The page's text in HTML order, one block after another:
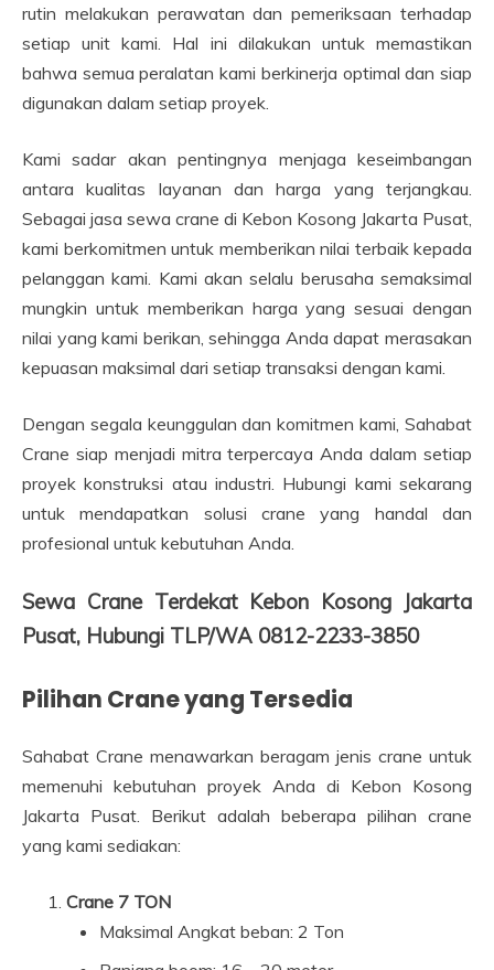
rutin melakukan perawatan dan pemeriksaan terhadap
setiap unit kami. Hal ini dilakukan untuk memastikan
bahwa semua peralatan kami berkinerja optimal dan siap
digunakan dalam setiap proyek.
Kami sadar akan pentingnya menjaga keseimbangan
antara kualitas layanan dan harga yang terjangkau.
Sebagai jasa sewa crane di Kebon Kosong Jakarta Pusat,
kami berkomitmen untuk memberikan nilai terbaik kepada
pelanggan kami. Kami akan selalu berusaha semaksimal
mungkin untuk memberikan harga yang sesuai dengan
nilai yang kami berikan, sehingga Anda dapat merasakan
kepuasan maksimal dari setiap transaksi dengan kami.
Dengan segala keunggulan dan komitmen kami, Sahabat
Crane siap menjadi mitra terpercaya Anda dalam setiap
proyek konstruksi atau industri. Hubungi kami sekarang
untuk mendapatkan solusi crane yang handal dan
profesional untuk kebutuhan Anda.
Sewa Crane Terdekat Kebon Kosong Jakarta
Pusat, Hubungi TLP/WA 0812-2233-3850
Pilihan Crane yang Tersedia
Sahabat Crane menawarkan beragam jenis crane untuk
memenuhi kebutuhan proyek Anda di Kebon Kosong
Jakarta Pusat. Berikut adalah beberapa pilihan crane
yang kami sediakan:
Crane 7 TON
Maksimal Angkat beban: 2 Ton